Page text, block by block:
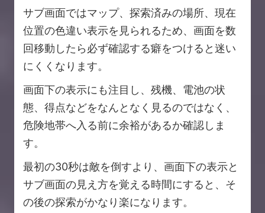
サブ画面ではマップ、探索済みの場所、現在
位置の色違い表示を見られるため、画面を数
回移動したら必ず確認する癖をつけると迷い
にくくなります。
画面下の表示にも注目し、残機、電池の状
態、得点などをなんとなく見るのではなく、
危険地帯へ入る前に余裕があるか確認しま
す。
最初の30秒は敵を倒すより、画面下の表示と
サブ画面の見え方を覚える時間にすると、そ
の後の探索がかなり楽になります。